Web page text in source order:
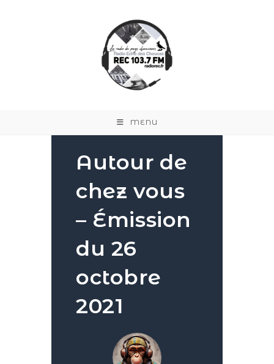
MENU
Autour de
chez vous
– Émission
du 26
octobre
2021